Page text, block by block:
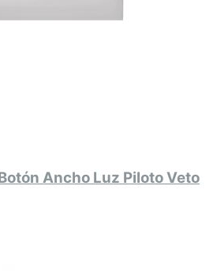
Ancho Luz Piloto Veto